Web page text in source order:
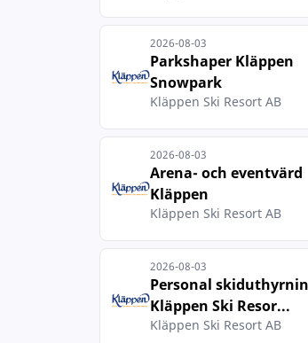
2026-08-03
Parkshaper Kläppen
Snowpark
Kläppen Ski Resort AB
2026-08-03
Arena- och eventvärd
Kläppen
Kläppen Ski Resort AB
2026-08-03
Personal
Kläppen Ski Resor...
Kläppen Ski Resort AB